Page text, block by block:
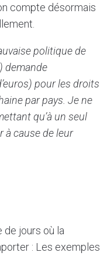
compte désormais
politique de
demande
pour les droits
par pays. Je ne
qu’à un seul
à cause de leur
de jours où la
: Les exemples